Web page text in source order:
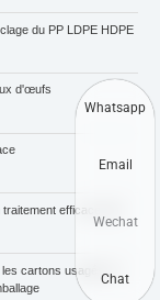
du PP LDPE HDPE
d'œufs
efficace des
cartons usagés en
Whatsapp
Email
Wechat
Chat